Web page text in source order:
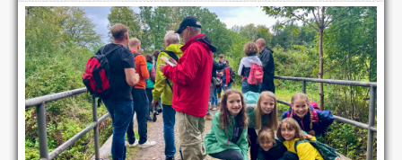
immer am 3. Oktober
TVG-Wandertag